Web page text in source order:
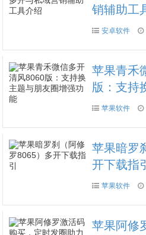
销辅助工
安卓软件
苹果青禾
版：支持
功能
苹果软件
苹果暗罗
开下载指引
苹果软件
苹果阿修